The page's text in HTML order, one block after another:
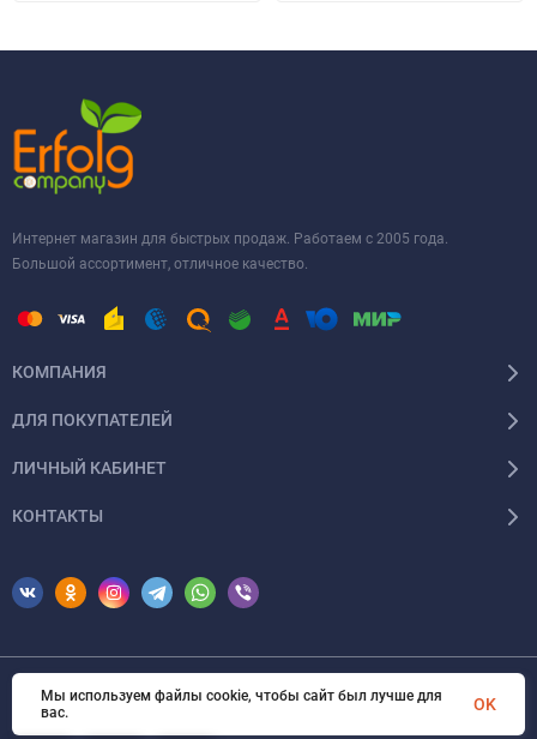
Интернет магазин для быстрых продаж. Работаем с 2005 года.
Большой ассортимент, отличное качество.
КОМПАНИЯ
ДЛЯ ПОКУПАТЕЛЕЙ
ЛИЧНЫЙ КАБИНЕТ
КОНТАКТЫ
© 2026 Erfolg Cosmetics. Все права защищены
Мы используем файлы cookie, чтобы сайт был лучше для
вас.
OK